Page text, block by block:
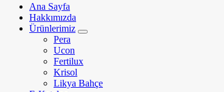
Ana Sayfa
Hakkımızda
Ürünlerimiz
Pera
Ucon
Fertilux
Krisol
Likya Bahçe